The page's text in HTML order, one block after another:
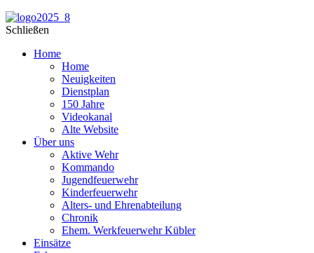
Schließen
Home
Home
Neuigkeiten
Dienstplan
150 Jahre
Videokanal
Alte Website
Über uns
Aktive Wehr
Kommando
Jugendfeuerwehr
Kinderfeuerwehr
Alters- und Ehrenabteilung
Chronik
Ehem. Werkfeuerwehr Kübler
Einsätze